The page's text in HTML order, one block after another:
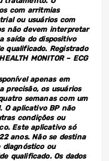
com arritmias
ou usuários com
não devem interpretar
saída do dispositivo
qualificado. Registrado
MONITOR – ECG
apenas em
precisão, os usuários
semanas com um
O aplicativo BP não
condições ou
Este aplicativo só
anos. Não se destina
ou
qualificado. Os dados